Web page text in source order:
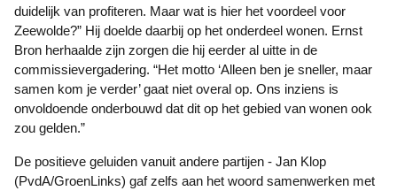
duidelijk van profiteren. Maar wat is hier het voordeel voor
Zeewolde?” Hij doelde daarbij op het onderdeel wonen. Ernst
Bron herhaalde zijn zorgen die hij eerder al uitte in de
commissievergadering. “Het motto ‘Alleen ben je sneller, maar
samen kom je verder’ gaat niet overal op. Ons inziens is
onvoldoende onderbouwd dat dit op het gebied van wonen ook
zou gelden.”
De positieve geluiden vanuit andere partijen - Jan Klop
(PvdA/GroenLinks) gaf zelfs aan het woord samenwerken met